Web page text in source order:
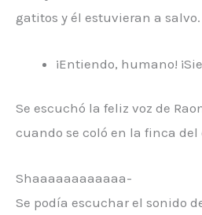
gatitos y él estuvieran a salvo.
¡Entiendo, humano!
Se escuchó la feliz voz de
cuando se coló en la finca del
Shaaaaaaaaaaaa-
Se podía escuchar el sonido